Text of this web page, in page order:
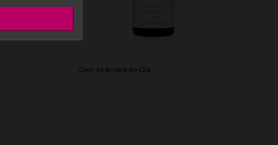
Óleo da Árvore do Chá